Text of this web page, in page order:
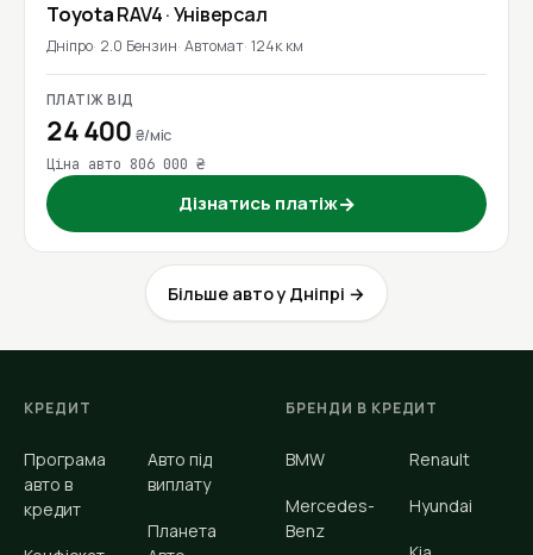
ToyotaRAV4· Універсал
Дніпро 2.0 Бензин Автомат 124к км
ПЛАТІЖ ВІД
24 400 ₴/міс
Ціна авто 806 000 ₴
Дізнатись платіж→
Більше авто у Дніпрі →
КРЕДИТ
Програма
авто в
кредит
Авто під
виплату
Планета
БРЕНДИ В КРЕДИТ
BMW
Mercedes-
Benz
Renault
Hyundai